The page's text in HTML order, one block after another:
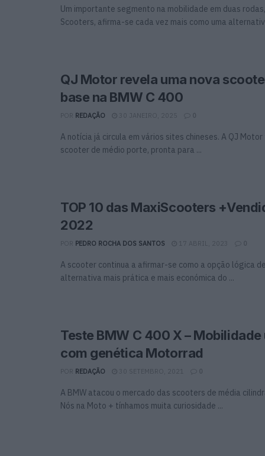
Um importante segmento na mobilidade em duas
Scooters, afirma-se cada vez mais como uma
QJ Motor revela uma nova
base na BMW C 400
REDAÇÃO 30 JANEIRO, 2025 0
A notícia já circula em vários sites chineses. A QJ Motor
scooter de médio porte, pronta para ...
TOP 10 das MaxiScooters
2022
PEDRO ROCHA DOS SANTOS 17 ABRIL, 2023 0
A scooter continua a afirmar-se como a opção lógica
alternativa mais prática e mais económica do ...
Teste BMW C 400 X – Mobilidade
com genética Motorrad
REDAÇÃO 30 SETEMBRO, 2021 0
A BMW atacou o mercado das scooters de média
Nós na Moto + tínhamos muita curiosidade ...